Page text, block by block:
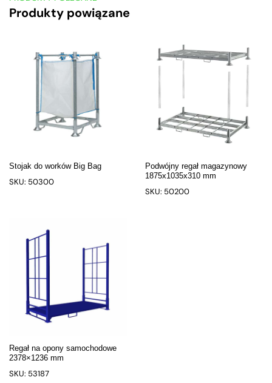
Produkty powiązane
Stojak do worków Big Bag
SKU: 50300
Podwójny regał magazynowy
1875x1035x310 mm
SKU: 50200
Regał na opony samochodowe
2378×1236 mm
SKU: 53187